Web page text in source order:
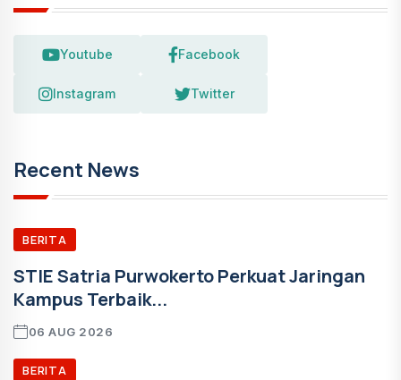
Youtube Facebook
Instagram Twitter
Recent News
BERITA
STIE Satria Purwokerto Perkuat Jaringan
Kampus Terbaik...
06 AUG 2026
BERITA